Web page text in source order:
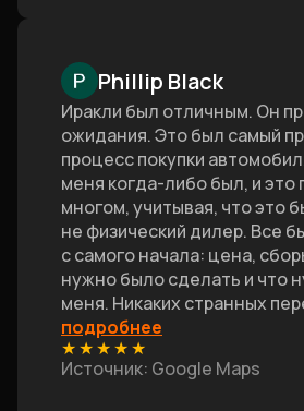
Phillip Black
Иракли был отличным. Он
ожидания. Это был самый
процесс покупки
меня когда-либо был, и это
многом, учитывая, что это
не физический дилер. Все
с самого начала: цена,
нужно было сделать и что
меня. Никаких странных
подробнее
★★★★★
Источник: Google Maps